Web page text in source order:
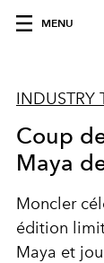
MENU
INDUSTRY
Coup
Maya
Moncler
édition
Maya et